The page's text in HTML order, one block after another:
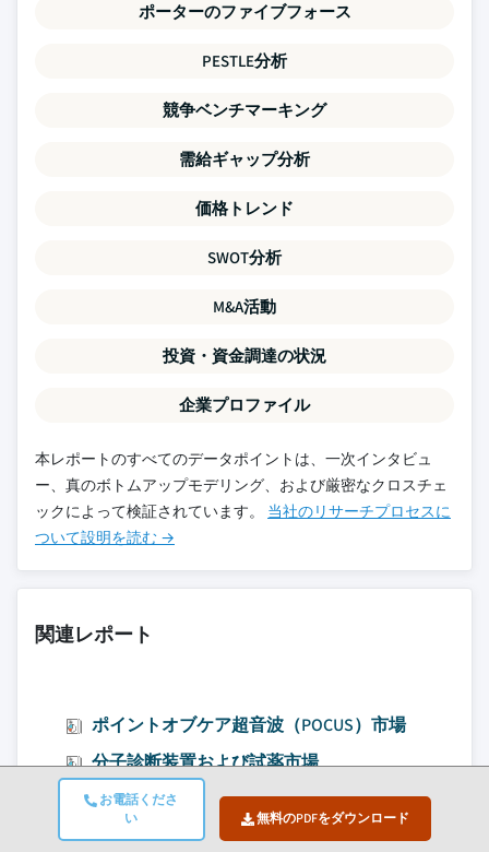
お電話くださ
い
無料のPDFをダウンロード
ポーターのファイブフォース
PESTLE分析
競争ベンチマーキング
需給ギャップ分析
価格トレンド
SWOT分析
M&A活動
投資・資金調達の状況
企業プロファイル
本レポートのすべてのデータポイントは、一次インタビュ
ー、真のボトムアップモデリング、および厳密なクロスチェ
ックによって検証されています。 当社のリサーチプロセスに
ついて設明を読む →
関連レポート
ポイントオブケア超音波（POCUS）市場
分子診断装置および試薬市場
臨床グレードウェアラブル市場
マンモグラフィーシステム市場